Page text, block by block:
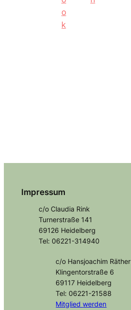
Impressum
c/o Claudia Rink
Turnerstraße 141
69126 Heidelberg
Tel: 06221-314940
c/o Hansjoachim Räther
Klingentorstraße 6
69117 Heidelberg
Tel: 06221-21588
Mitgliedwerden